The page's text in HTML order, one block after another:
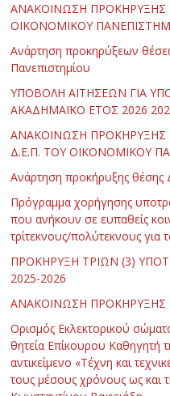
ΑΝΑΚΟΙΝΩΣΗ ΠΡΟΚΗΡΥΞΗΣ
ΟΙΚΟΝΟΜΙΚΟΥ
Ανάρτηση προκηρύξεων
Πανεπιστημίου
ΥΠΟΒΟΛΗ ΑΙΤΗΣΕΩΝ ΓΙΑ
ΑΚΑΔΗΜΑΪΚΟ ΕΤΟΣ 2026
ΑΝΑΚΟΙΝΩΣΗ
Δ.Ε.Π. ΤΟΥ ΟΙΚΟΝΟΜΙΚΟΥ
Ανάρτηση προκήρυξης θέσης
Πρόγραμμα χορήγησης
που ανήκουν σε ευπαθείς
τρίτεκνους/πολύτεκνους για
ΠΡΟΚΗΡΥΞΗ ΤΡΙΩΝ (3)
2025-2026
ΑΝΑΚΟΙΝΩΣΗ ΠΡΟΚΗΡΥΞΗΣ
Ορισμός Εκλεκτορικού
θητεία Επίκουρου Καθηγητή
αντικείμενο «Τέχνη και
τους μέσους χρόνους ως και